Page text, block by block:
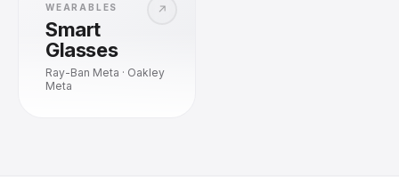
↗
WEARABLES
Smart
Glasses
Ray-Ban Meta · Oakley
Meta